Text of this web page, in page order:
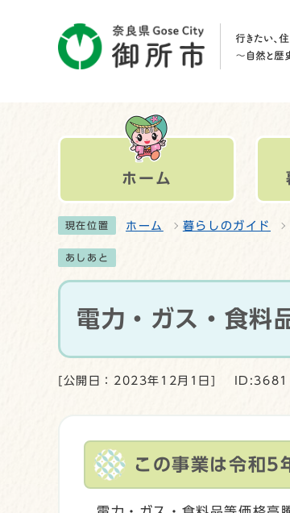
ホーム
現在位置 ホーム 暮らしのガイド
あしあと
電力・ガス・食料
[公開日：2023年12月1日] ID:3681
この事業は令和5